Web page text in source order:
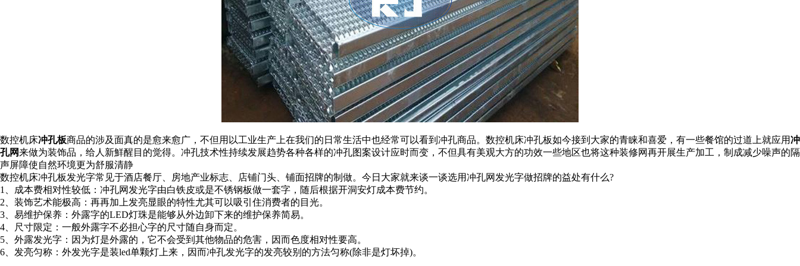
数控机床冲孔板商品的涉及面真的是愈来愈广，不但用以工业生产上在我们的日常生活中也经常可以看到冲孔商品。数控机床冲孔板如今接到大家的青睐和喜爱，有一些餐馆的过道上就应用冲
孔网来做为装饰品，给人新鮮醒目的觉得。冲孔技术性持续发展趋势各种各样的冲孔图案设计应时而变，不但具有美观大方的功效一些地区也将这种装修网再开展生产加工，制成减少噪声的隔
声屏障使自然环境更为舒服清静
数控机床冲孔板发光字常见于酒店餐厅、房地产业标志、店铺门头、铺面招牌的制做。今日大家就来谈一谈选用冲孔网发光字做招牌的益处有什么?
1、成本费相对性较低：冲孔网发光字由白铁皮或是不锈钢板做一套字，随后根据开洞安灯成本费节约。
2、装饰艺术能极高：再再加上发亮显眼的特性尤其可以吸引住消费者的目光。
3、易维护保养：外露字的LED灯珠是能够从外边卸下来的维护保养简易。
4、尺寸限定：一般外露字不必担心字的尺寸随自身而定。
5、外露发光字：因为灯是外露的，它不会受到其他物品的危害，因而色度相对性要高。
6、发亮匀称：外发光字是装led单颗灯上来，因而冲孔发光字的发亮较别的方法匀称(除非是灯坏掉)。